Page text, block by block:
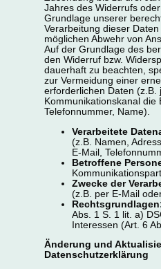
Jahres des Widerrufs
Grundlage unserer
Verarbeitung dieser
möglichen Abwehr von
Auf der Grundlage des
den Widerruf bzw.
dauerhaft zu beachten,
zur Vermeidung einer
erforderlichen Daten (z.B.
Kommunikationskanal die
Telefonnummer, Name).
Verarbeitete
(z.B. Namen,
E-Mail,
Betroffene
Zwecke der
(z.B. per E-Mail
Abs. 1 S. 1 lit. a)
Interessen (Art. 6
Änderung und
Datenschutzerklärung